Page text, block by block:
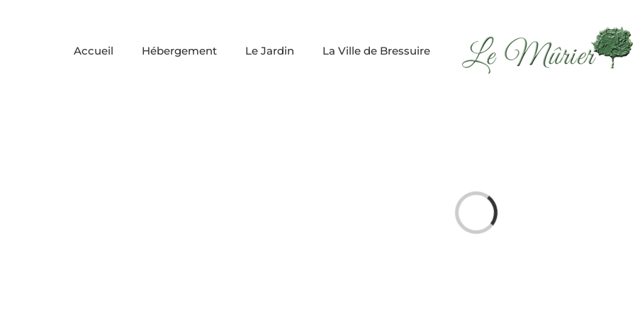
Accueil Hébergement Le Jardin La Ville de Bressuire
Loading...